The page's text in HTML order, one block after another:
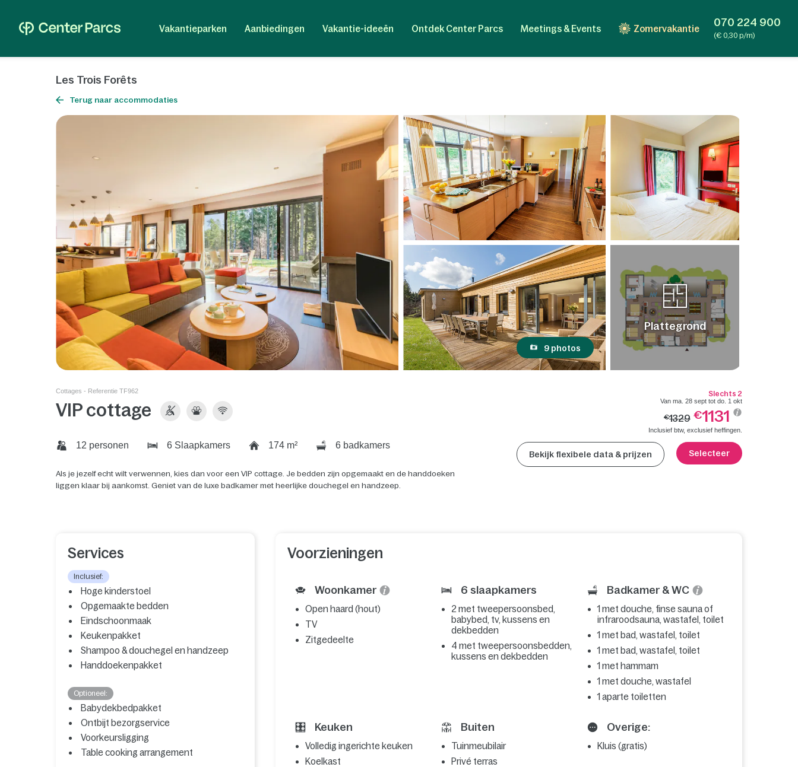
Vakantieparken Aanbiedingen Vakantie-ideeën Ontdek Center Parcs Meetings & Events Zomervakantie 070 224 900
(€ 0,30 p/m)
Les Trois Forêts
Terug naar accommodaties
9 photos
Plattegrond
Cottages - Referentie TF962
VIP cottage
12 personen 6 Slaapkamers 174 m² 6 badkamers
Als je jezelf echt wilt verwennen, kies dan voor een VIP cottage. Je bedden zijn opgemaakt en de handdoeken
liggen klaar bij aankomst. Geniet van de luxe badkamer met heerlijke douchegel en handzeep.
Slechts 2
Van ma. 28 sept tot do. 1 okt
€1329 €1131
Inclusief btw, exclusief heffingen.
Bekijk flexibele data & prijzen Selecteer
Services
Inclusief:
Hoge kinderstoel
Opgemaakte bedden
Eindschoonmaak
Keukenpakket
Shampoo & douchegel en handzeep
Handdoekenpakket
Optioneel:
Babydekbedpakket
Ontbijt bezorgservice
Voorkeursligging
Table cooking arrangement
Voorzieningen
Woonkamer
Open haard (hout)
TV
Zitgedeelte
6 slaapkamers
2 met tweepersoonsbed,
babybed, tv, kussens en
dekbedden
4 met tweepersoonsbedden,
kussens en dekbedden
Badkamer & WC
1 met douche, finse sauna of
infraroodsauna, wastafel, toilet
1 met bad, wastafel, toilet
1 met bad, wastafel, toilet
1 met hammam
1 met douche, wastafel
1 aparte toiletten
Keuken
Volledig ingerichte keuken
Koelkast
Buiten
Tuinmeubilair
Privé terras
Overige:
Kluis (gratis)